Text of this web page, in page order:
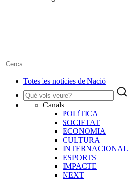
Totes les notícies de Nació
Canals
POLíTICA
SOCIETAT
ECONOMIA
CULTURA
INTERNACIONAL
ESPORTS
IMPACTE
NEXT